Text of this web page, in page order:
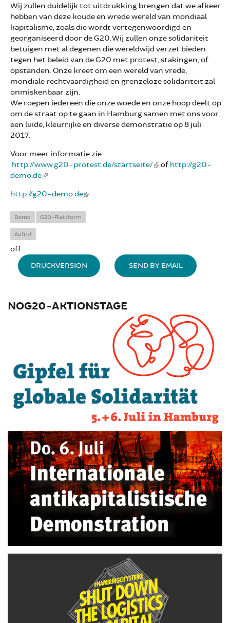
Wij zullen duidelijk tot uitdrukking brengen dat we afkeer
hebben van deze koude en wrede wereld van mondiaal
kapitalisme, zoals die wordt vertegenwoordigd en
georganiseerd door de G20. Wij zullen onze solidariteit
betuigen met al degenen die wereldwijd verzet bieden
tegen het beleid van de G20 met protest, stakingen, of
opstanden. Onze kreet om een wereld van vrede,
mondiale rechtvaardigheid en grenzeloze solidariteit zal
onmiskenbaar zijn.
We roepen iedereen die onze woede en onze hoop deelt op
om de straat op te gaan in Hamburg samen met ons voor
een luide, kleurrijke en diverse demonstratie op 8 juli
2017.
Voor meer informatie zie:
http://www.g20-protest.de/startseite/
of http://g20-
demo.de
http://g20-demo.de
Demo G20-Plattform
Aufruf
off
DRUCKVERSION SEND BY EMAIL
NOG20-AKTIONSTAGE